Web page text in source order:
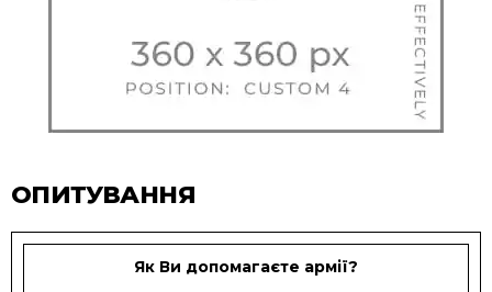
ОПИТУВАННЯ
Як Ви допомагаєте армії?